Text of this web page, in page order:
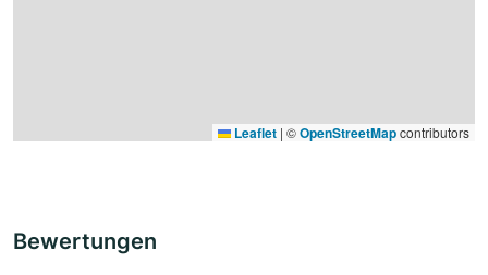
Leaflet | ©OpenStreetMapcontributors
Bewertungen